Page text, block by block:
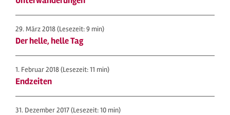
29. März 2018(Lesezeit: 9 min)
Der helle, helle Tag
1. Februar 2018(Lesezeit: 11 min)
Endzeiten
31. Dezember 2017(Lesezeit: 10 min)